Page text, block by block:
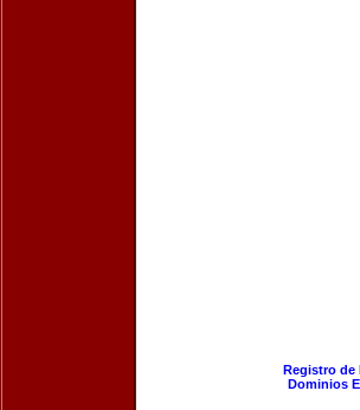
Registro de
Dominios